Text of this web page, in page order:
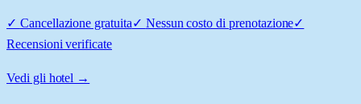
✓ Cancellazione gratuita✓ Nessun costo di prenotazione✓
Recensioni verificate
Vedi gli hotel →